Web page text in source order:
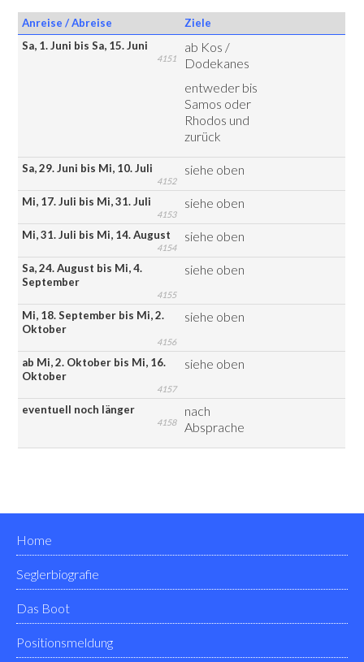
Anreise / Abreise
Ziele
Sa, 1. Juni bis Sa, 15. Juni
4151
ab Kos /
Dodekanes
entweder bis
Samos oder
Rhodos und
zurück
Sa, 29. Juni bis Mi, 10. Juli
4152
siehe oben
Mi, 17. Juli bis Mi, 31. Juli
4153
siehe oben
Mi, 31. Juli bis Mi, 14. August
4154
siehe oben
Sa, 24. August bis Mi, 4.
September
4155
siehe oben
Mi, 18. September bis Mi, 2.
Oktober
4156
siehe oben
ab Mi, 2. Oktober bis Mi, 16.
Oktober
4157
siehe oben
eventuell noch länger
4158
nach
Absprache
Home
Seglerbiografie
Das Boot
Positionsmeldung